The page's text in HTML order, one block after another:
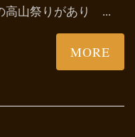
高山祭りがあり ...
MORE